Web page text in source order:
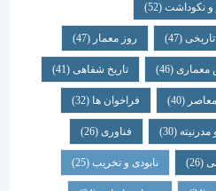
(52)
روز معمار(47)
(46) تاریخ شفاهی (41)
فراخوان ها (32)
(30) فناوری (26)
نابودی و تخریب(25)